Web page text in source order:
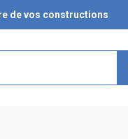
de vos constructions